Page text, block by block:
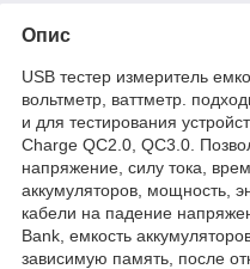
Опис
USB тестер измеритель
вольтметр, ваттметр.
и для тестирования
Charge QC2.0, QC3.0.
напряжение, силу тока,
аккумуляторов, мощность,
кабели на падение
Bank, емкость
зависимую память, после